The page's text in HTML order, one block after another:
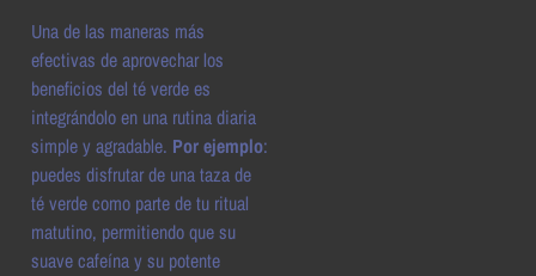
Una de las maneras más
efectivas de aprovechar los
beneficios del té verde es
integrándolo en una rutina diaria
simple y agradable. Por ejemplo:
puedes disfrutar de una taza de
té verde como parte de tu ritual
matutino, permitiendo que su
suave cafeína y su potente